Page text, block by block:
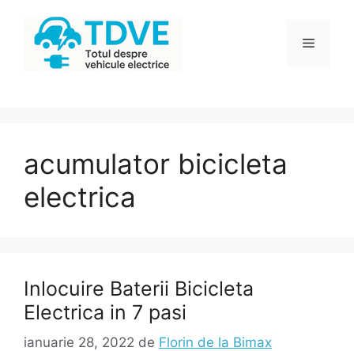
conținut
Meniu
acumulator bicicleta
electrica
Inlocuire Baterii Bicicleta
Electrica in 7 pasi
ianuarie 28, 2022 de Florin de la Bimax